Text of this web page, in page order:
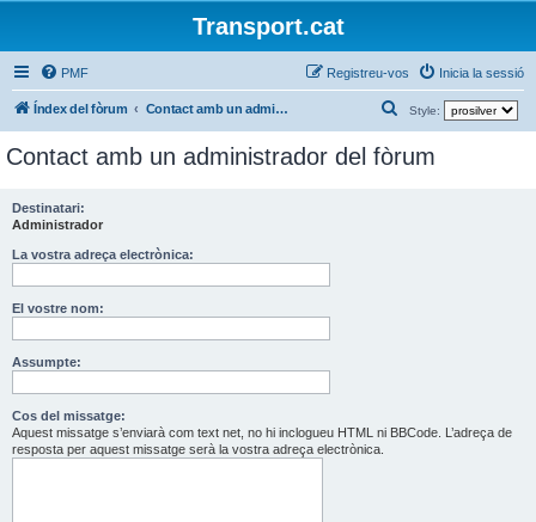
Transport.cat
PMF Inicia la sessió
Registreu-vos
Índex del fòrum Contact amb un administrador del fòrum Style:
e
r
Contact amb un administrador del fòrum
Destinatari:
Administrador
La vostra adreça electrònica:
El vostre nom:
Assumpte:
Cos del missatge:
Aquest missatge s’enviarà com text net, no hi inclogueu HTML ni BBCode. L’adreça de
resposta per aquest missatge serà la vostra adreça electrònica.